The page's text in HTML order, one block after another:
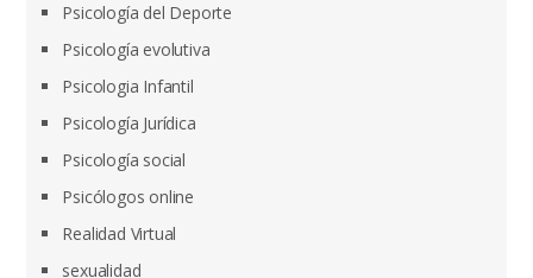
Psicología del Deporte
Psicología evolutiva
Psicologia Infantil
Psicología Jurídica
Psicología social
Psicólogos online
Realidad Virtual
sexualidad